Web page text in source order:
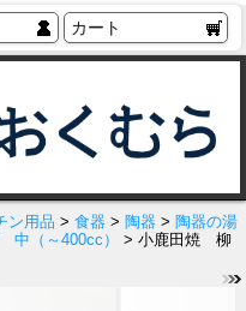
カート
ン用品 > 食器 > 陶器 > 陶器の湯
中（～400cc）
> 小鹿田焼 柳